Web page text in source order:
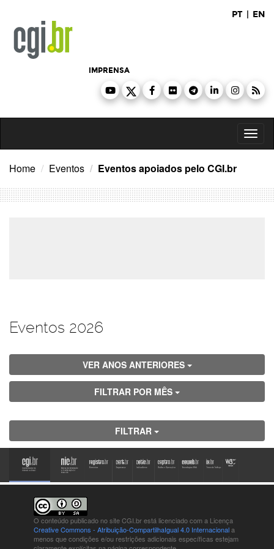
conteúdo
PT | EN
IMPRENSA
Home Eventos Eventos apoiados pelo CGI.br
Eventos 2026
VER ANOS ANTERIORES
FILTRAR POR MÊS
FILTRAR
O conteúdo publicado no site CGI.br está licenciado com a Licença
Creative Commons - Atribuição-CompartilhaIgual 4.0 Internacionala
menos que condições e/ou restrições adicionais específicas estejam